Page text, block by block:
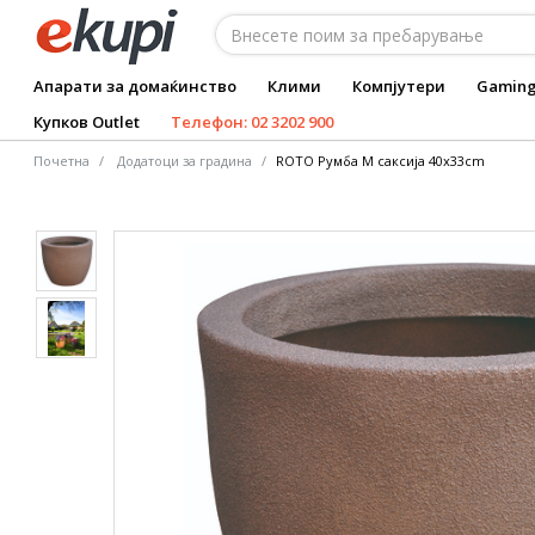
Апарати за домаќинство Клими Компјутери
Купков Outlet
Телефон: 02 3202 900
Почетна Додатоци за градина ROTO Румба M саксија 40x33cm